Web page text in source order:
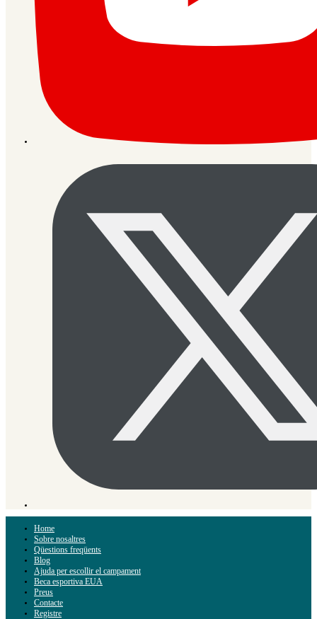
Home
Sobre nosaltres
Qüestions freqüents
Blog
Ajuda per escollir el campament
Beca esportiva EUA
Preus
Contacte
Registre